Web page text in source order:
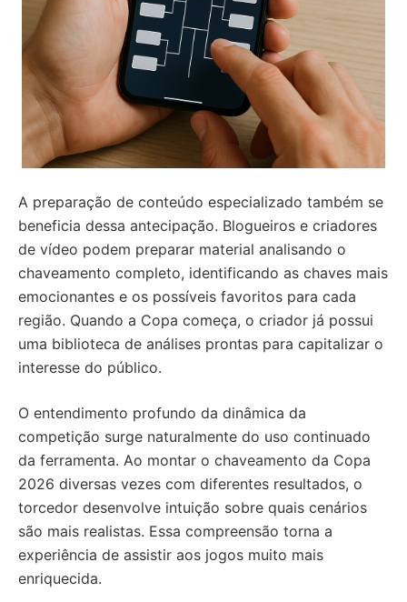
A preparação de conteúdo especializado também se
beneficia dessa antecipação. Blogueiros e criadores
de vídeo podem preparar material analisando o
chaveamento completo, identificando as chaves mais
emocionantes e os possíveis favoritos para cada
região. Quando a Copa começa, o criador já possui
uma biblioteca de análises prontas para capitalizar o
interesse do público.
O entendimento profundo da dinâmica da
competição surge naturalmente do uso continuado
da ferramenta. Ao montar o chaveamento da Copa
2026 diversas vezes com diferentes resultados, o
torcedor desenvolve intuição sobre quais cenários
são mais realistas. Essa compreensão torna a
experiência de assistir aos jogos muito mais
enriquecida.